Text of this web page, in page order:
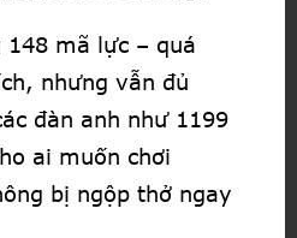
148 mã lực – quá
nhưng vẫn đủ
đàn anh như 1199
ai muốn chơi
bị ngộp thở ngay